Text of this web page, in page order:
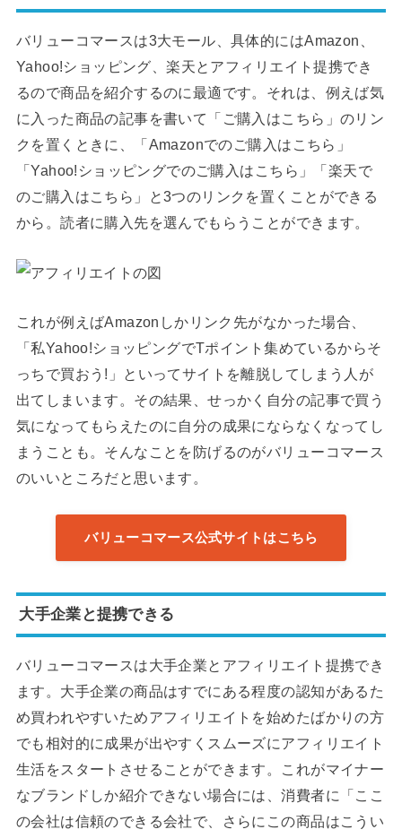
バリューコマースは3大モール、具体的にはAmazon、
Yahoo!ショッピング、楽天とアフィリエイト提携でき
るので商品を紹介するのに最適です。それは、例えば気
に入った商品の記事を書いて「ご購入はこちら」のリン
クを置くときに、「Amazonでのご購入はこちら」
「Yahoo!ショッピングでのご購入はこちら」「楽天で
のご購入はこちら」と3つのリンクを置くことができる
から。読者に購入先を選んでもらうことができます。
これが例えばAmazonしかリンク先がなかった場合、
「私Yahoo!ショッピングでTポイント集めているからそ
っちで買おう!」といってサイトを離脱してしまう人が
出てしまいます。その結果、せっかく自分の記事で買う
気になってもらえたのに自分の成果にならなくなってし
まうことも。そんなことを防げるのがバリューコマース
のいいところだと思います。
バリューコマース公式サイトはこちら
大手企業と提携できる
バリューコマースは大手企業とアフィリエイト提携でき
ます。大手企業の商品はすでにある程度の認知があるた
め買われやすいためアフィリエイトを始めたばかりの方
でも相対的に成果が出やすくスムーズにアフィリエイト
生活をスタートさせることができます。これがマイナー
なブランドしか紹介できない場合には、消費者に「ここ
の会社は信頼のできる会社で、さらにこの商品はこうい